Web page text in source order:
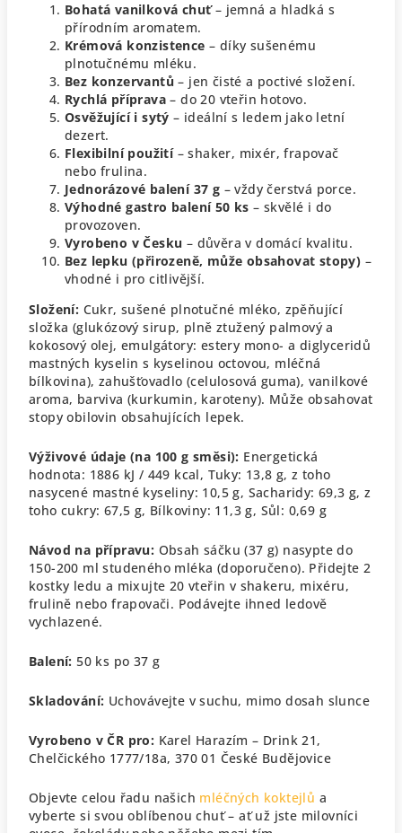
Bohatá vanilková chuť– jemná a hladká s
přírodním aromatem.
Krémová konzistence – díky sušenému
plnotučnému mléku.
Bez konzervantů – jen čisté a poctivé složení.
Rychlá příprava – do 20 vteřin hotovo.
Osvěžující i sytý – ideální s ledem jako letní
dezert.
Flexibilní použití– shaker, mixér, frapovač
nebo frulina.
Jednorázové balení 37 g – vždy čerstvá porce.
Výhodné gastro balení 50 ks – skvělé i do
provozoven.
Vyrobeno v Česku – důvěra v domácí kvalitu.
Bez lepku (přirozeně, může obsahovat stopy) –
vhodné i pro citlivější.
Složení: Cukr, sušené plnotučné mléko, zpěňující
složka (glukózový sirup, plně ztužený palmový a
kokosový olej, emulgátory: estery mono- a diglyceridů
mastných kyselin s kyselinou octovou, mléčná
bílkovina), zahušťovadlo (celulosová guma), vanilkové
aroma, barviva (kurkumin, karoteny). Může obsahovat
stopy obilovin obsahujících lepek.
Výživové údaje (na 100 g směsi): Energetická
hodnota: 1886 kJ / 449 kcal, Tuky: 13,8 g,z toho
nasycené mastné kyseliny: 10,5 g, Sacharidy: 69,3 g,z
toho cukry: 67,5 g, Bílkoviny: 11,3 g, Sůl: 0,69 g
Návod na přípravu: Obsah sáčku (37 g) nasypte do
150-200 ml studeného mléka (doporučeno). Přidejte 2
kostky ledu a mixujte 20 vteřin v shakeru, mixéru,
frulině nebo frapovači. Podávejte ihned ledově
vychlazené.
Balení: 50 ks po 37 g
Skladování: Uchovávejte v suchu, mimo dosah slunce
Vyrobeno v ČR pro: Karel Harazím – Drink 21,
Chelčického 1777/18a, 370 01 České Budějovice
Objevte celou řadu našich mléčných koktejlů a
vyberte si svou oblíbenou chuť – ať už jste milovníci